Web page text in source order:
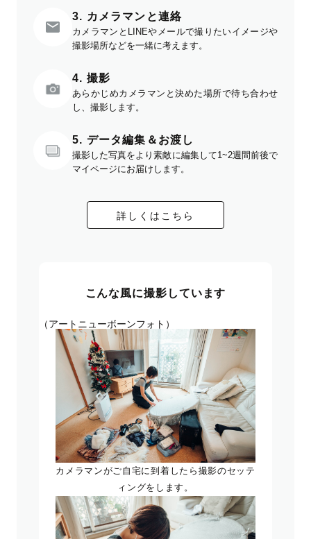
3. カメラマンと連絡
カメラマンとLINEやメールで撮りたいイメージや
撮影場所などを一緒に考えます。
4. 撮影
あらかじめカメラマンと決めた場所で待ち合わせ
し、撮影します。
5. データ編集＆お渡し
撮影した写真をより素敵に編集して1~2週間前後で
マイページにお届けします。
詳しくはこちら
こんな風に撮影しています
（アートニューボーンフォト）
カメラマンがご自宅に到着したら撮影のセッテ
ィングをします。